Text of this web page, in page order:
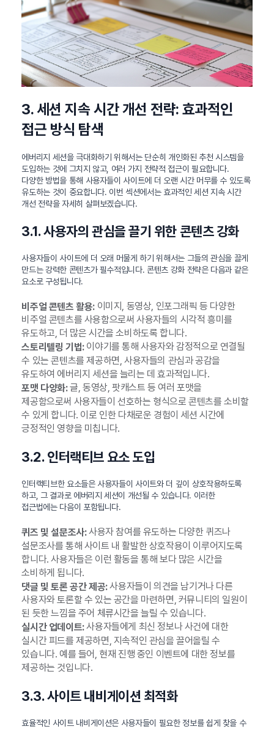
3. 세션 지속 시간 개선 전략: 효과적인
접근 방식 탐색
에버리지 세션을 극대화하기 위해서는 단순히 개인화된 추천 시스템을
도입하는 것에 그치지 않고, 여러 가지 전략적 접근이 필요합니다.
다양한 방법을 통해 사용자들이 사이트에 더 오랜 시간 머무를 수 있도록
유도하는 것이 중요합니다. 이번 섹션에서는 효과적인 세션 지속 시간
개선 전략을 자세히 살펴보겠습니다.
3.1. 사용자의 관심을 끌기 위한 콘텐츠 강화
사용자들이 사이트에 더 오래 머물게 하기 위해서는 그들의 관심을 끌게
만드는 강력한 콘텐츠가 필수적입니다. 콘텐츠 강화 전략은 다음과 같은
요소로 구성됩니다.
비주얼 콘텐츠 활용:이미지, 동영상, 인포그래픽 등 다양한
비주얼 콘텐츠를 사용함으로써 사용자들의 시각적 흥미를
유도하고, 더 많은 시간을 소비하도록 합니다.
스토리텔링 기법:이야기를 통해 사용자와 감정적으로 연결될
수 있는 콘텐츠를 제공하면, 사용자들의 관심과 공감을
유도하여 에버리지 세션을 늘리는 데 효과적입니다.
포맷 다양화:글, 동영상, 팟캐스트 등 여러 포맷을
제공함으로써 사용자들이 선호하는 형식으로 콘텐츠를 소비할
수 있게 합니다. 이로 인한 다채로운 경험이 세션 시간에
긍정적인 영향을 미칩니다.
3.2. 인터랙티브 요소 도입
인터랙티브한 요소들은 사용자들이 사이트와 더 깊이 상호작용하도록
하고, 그 결과로 에버리지 세션이 개선될 수 있습니다. 이러한
접근법에는 다음이 포함됩니다.
퀴즈 및 설문조사:사용자 참여를 유도하는 다양한 퀴즈나
설문조사를 통해 사이트 내 활발한 상호작용이 이루어지도록
합니다. 사용자들은 이런 활동을 통해 보다 많은 시간을
소비하게 됩니다.
댓글 및 토론 공간 제공:사용자들이 의견을 남기거나 다른
사용자와 토론할 수 있는 공간을 마련하면, 커뮤니티의 일원이
된 듯한 느낌을 주어 체류시간을 늘릴 수 있습니다.
실시간 업데이트:사용자들에게 최신 정보나 사건에 대한
실시간 피드를 제공하면, 지속적인 관심을 끌어올릴 수
있습니다. 예를 들어, 현재 진행 중인 이벤트에 대한 정보를
제공하는 것입니다.
3.3. 사이트 내비게이션 최적화
효율적인 사이트 내비게이션은 사용자들이 필요한 정보를 쉽게 찾을 수